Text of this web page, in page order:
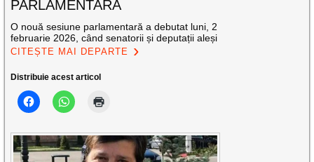
PARLAMENTARĂ
O nouă sesiune parlamentară a debutat luni, 2
februarie 2026, când senatorii și deputații aleși
CITEȘTE MAI DEPARTE
Distribuie acest articol